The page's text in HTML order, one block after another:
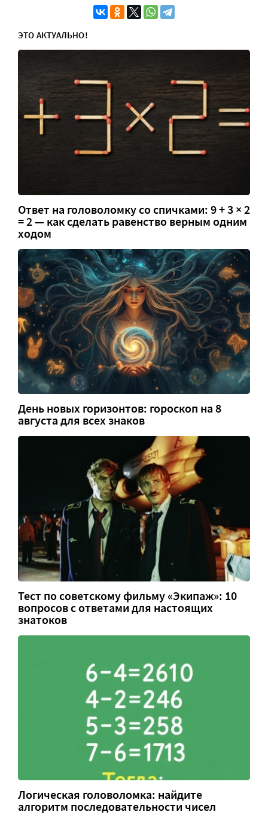
ЭТО АКТУАЛЬНО!
Ответ на головоломку со спичками: 9 + 3 × 2
= 2 — как сделать равенство верным одним
ходом
День новых горизонтов: гороскоп на 8
августа для всех знаков
Тест по советскому фильму «Экипаж»: 10
вопросов с ответами для настоящих
знатоков
Логическая головоломка: найдите
алгоритм последовательности чисел